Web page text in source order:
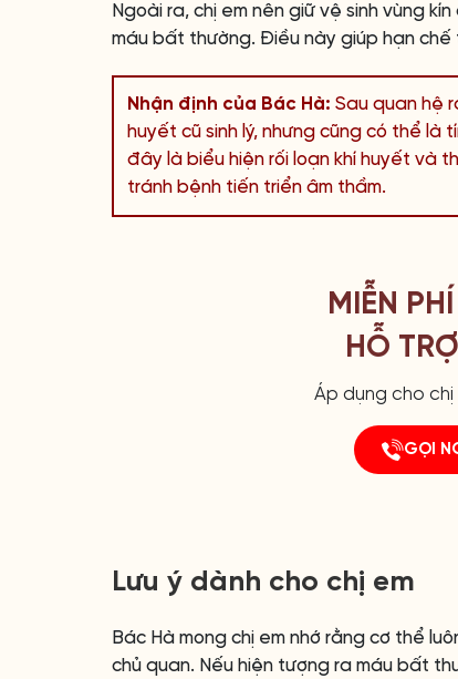
Ngoài ra, chị em nên giữ vệ sinh vùng
máu bất thường. Điều này giúp hạn
Nhận định của Bác Hà: Sau quan hệ
huyết cũ sinh lý, nhưng cũng có thể là
đây là biểu hiện rối loạn khí huyết và
tránh bệnh tiến triển âm thầm.
MIỄN
HỖ
Áp dụng cho
GỌI
Lưu ý dành cho chị em
Bác Hà mong chị em nhớ rằng cơ thể
chủ quan. Nếu hiện tượng ra máu bất